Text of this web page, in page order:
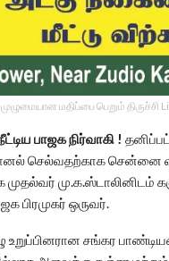
மதிப்பை பெறும் திருச்சி
பாஜக நிர்வாகி !
செல்வதற்காக சென்னை
முதல்வர்
பிரமுகர் ஒருவர்.
உறுப்பினரான சங்கர